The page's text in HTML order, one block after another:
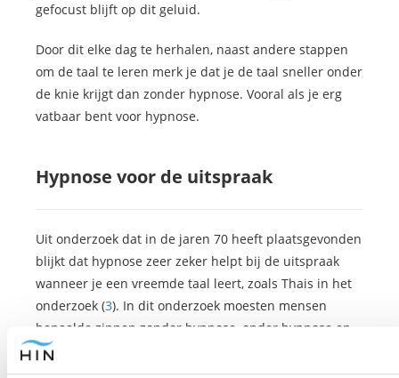
gefocust blijft op dit geluid.
Door dit elke dag te herhalen, naast andere stappen
om de taal te leren merk je dat je de taal sneller onder
de knie krijgt dan zonder hypnose. Vooral als je erg
vatbaar bent voor hypnose.
Hypnose voor de uitspraak
Uit onderzoek dat in de jaren 70 heeft plaatsgevonden
blijkt dat hypnose zeer zeker helpt bij de uitspraak
wanneer je een vreemde taal leert, zoals Thais in het
onderzoek (3). In dit onderzoek moesten mensen
bepaalde zinnen zonder hypnose, onder hypnose en
na de hypnose uitspreken.